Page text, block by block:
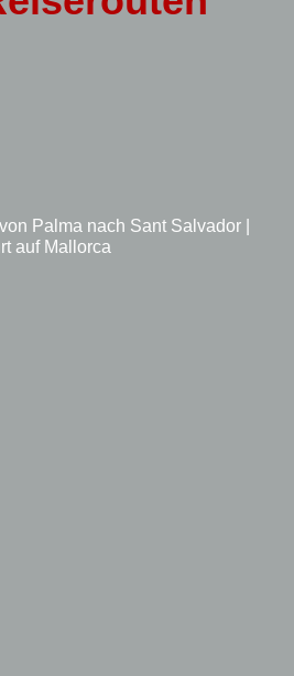
Palma nach Sant Salvador |
auf Mallorca